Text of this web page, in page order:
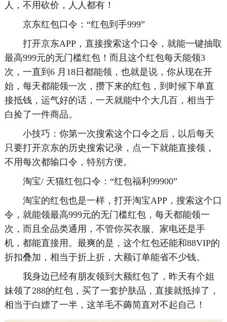
人，不用砍价，人人都有！
京东红包口令：“红包到手999”
打开京东APP，直接搜索这个口令，就能一键抽取
最高999元的无门槛红包！而且这个红包每天能领3
次，一直到6 月18日都能领，也就是说，你从现在开
始，每天都能领一次，攒下来的红包，到时候下单直
接抵钱，运气好的话，一天就能中个大几百，相当于
白捡了一件商品。
小技巧：你第一次搜索这个口令之后，以后每天
只要打开京东的历史搜索记录，点一下就能直接领，
不用每次都输口令，特别方便。
淘宝/ 天猫红包口令：“红包福利99900”
淘宝的红包也是一样，打开淘宝APP，搜索这个口
令，就能领最高999元的无门槛红包，每天都能领一
次，而且全品类通用，不管你买衣服、家电还是手
机，都能直接用。最爽的是，这个红包还能和88VIP的
折扣叠加，相当于折上折，大额订单能省不少钱。
我身边已经有朋友领到大额红包了，昨天有个姐
妹领了288的红包，买了一套护肤品，直接就抵掉了，
相当于白嫖了一半，这羊毛不薅简直对不起自己！